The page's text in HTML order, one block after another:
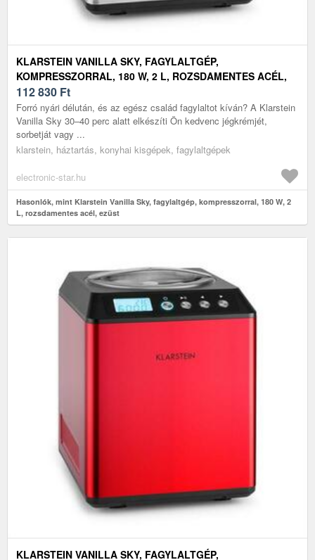
KLARSTEIN VANILLA SKY, FAGYLALTGÉP,
KOMPRESSZORRAL, 180 W, 2 L, ROZSDAMENTES ACÉL,
EZÜST
112 830 Ft
Forró nyári délután, és az egész család fagylaltot kíván? A Klarstein
Vanilla Sky 30–40 perc alatt elkészíti Ön kedvenc jégkrémjét,
sorbetját vagy ...
klarstein, háztartás, konyhai kisgépek, fagylaltgépek
electronic-star.hu
Hasonlók, mint Klarstein Vanilla Sky, fagylaltgép, kompresszorral, 180 W, 2
L, rozsdamentes acél, ezüst
KLARSTEIN VANILLA SKY, FAGYLALTGÉP,